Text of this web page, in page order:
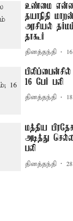
உண்மை
தயாநிதி
அரசியல்
தாகூர்
தினத்தந்தி
16 பேர் பலி
தினத்தந்தி
மத்திய
அடித்து
பலி
தினத்தந்தி